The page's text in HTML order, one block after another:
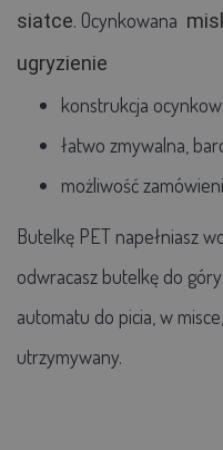
siatce. Ocynkowana
ugryzienie
konstrukcja
łatwo zmywalna,
możliwość
Butelkę PET napełniasz
odwracasz butelkę do
automatu do picia, w
utrzymywany.